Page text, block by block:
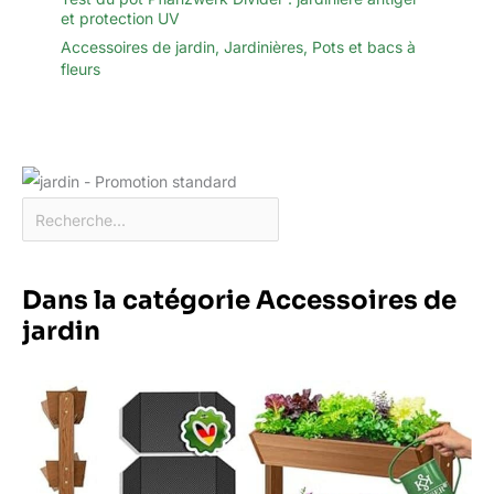
et protection UV
Accessoires de jardin, Jardinières, Pots et bacs à
fleurs
Dans la catégorie Accessoires de
jardin